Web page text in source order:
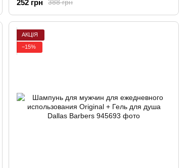
388 грн
252 грн
АКЦІЯ
−15%